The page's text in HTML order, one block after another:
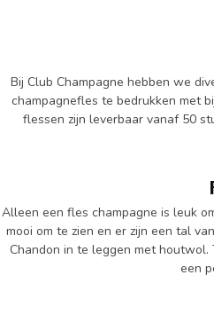
Bij Club Champagne hebben we
champagnefles te bedrukken met
flessen zijn leverbaar vanaf 50
Alleen een fles champagne is leuk
mooi om te zien en er zijn een tal
Chandon in te leggen met
een